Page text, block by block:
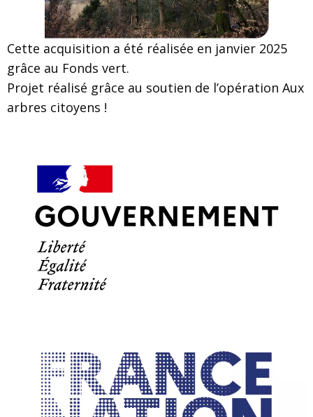
Cette acquisition a été réalisée en janvier 2025
grâce au Fonds vert.
Projet réalisé grâce au soutien de l’opération Aux
arbres citoyens !